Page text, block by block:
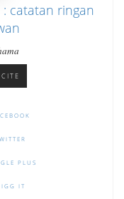
catatan ringan
CITE